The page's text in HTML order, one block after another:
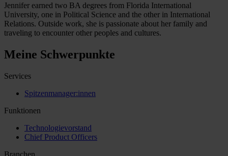
Jennifer earned two BA degrees from Florida International
University, one in Political Science and the other in International
Relations. Outside work, she is passionate about her family and
traveling to encounter other peoples and cultures.
Meine Schwerpunkte
Services
Spitzenmanager:innen
Funktionen
Technologievorstand
Chief Product Officers
Branchen